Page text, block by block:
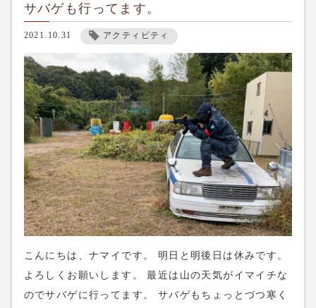
サバゲも行ってます。
2021.10.31 アクティビティ
こんにちは、ナマイです。 明日と明後日は休みです。
よろしくお願いします。 最近は山の天気がイマイチな
のでサバゲに行ってます。 サバゲもちょっとづつ寒く